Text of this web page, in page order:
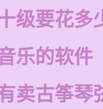
级要花多
乐的软件
卖古筝琴